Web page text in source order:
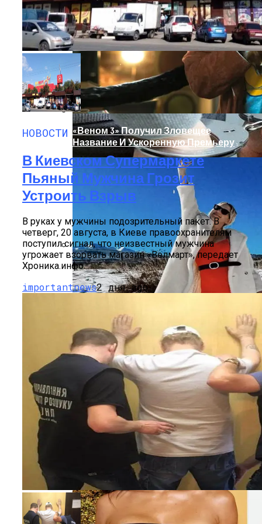
В Киеве У Копа, Подозреваемого В
Наркоторговле, Нашли Пистолет
Януковича
В Николаеве Во Время Задержания
Умер 29-Летний Мужчина
В Киеве Ночью Сгорело Заброшенное
Здание
«Веном 3» Получил Зловещее
Название И Ускоренную Премьеру
Семейное Наследие: Кейт Хадсон
Хранит Свои Наряды Для Дочери Рани
НОВОСТИ
В Киевском Супермаркете
Пьяный Мужчина Грозит
Устроить Взрыв
В руках у мужчины подозрительный пакет. В
четверг, 20 августа, в Киеве правоохранителям
поступил сигнал, что неизвестный мужчина
угрожает взорвать магазин «Велмарт», передает
Хроника.инфо...
importantnews2 дня ago